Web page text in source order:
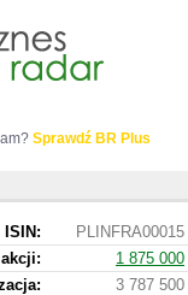
Sprawdź BR Plus
ISIN:
PLINFRA00015
1 875 000
3 787 500